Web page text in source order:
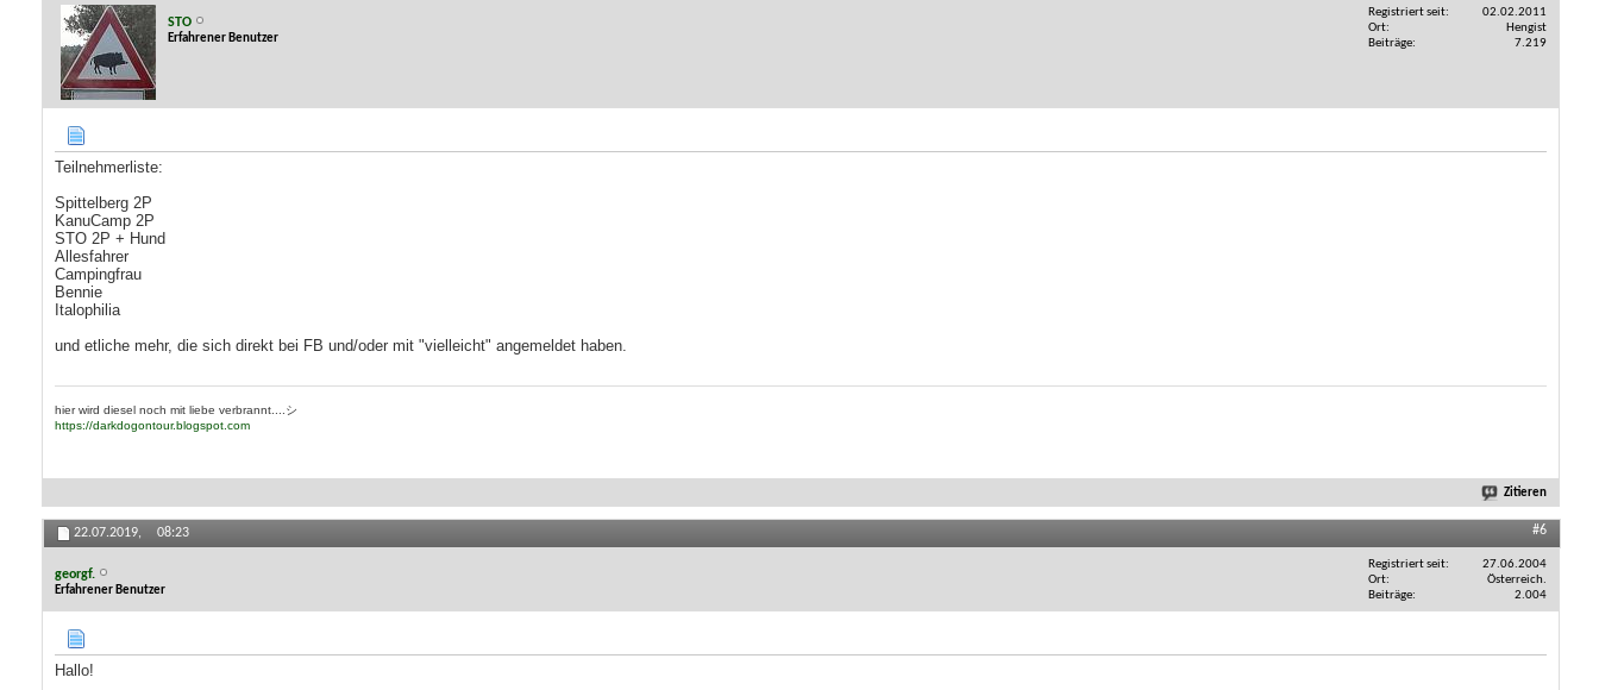
STO
Erfahrener Benutzer
Registriert seit
02.02.2011
Ort
Hengist
Beiträge
7.219
Teilnehmerliste:
Spittelberg 2P
KanuCamp 2P
STO 2P + Hund
Allesfahrer
Campingfrau
Bennie
Italophilia
und etliche mehr, die sich direkt bei FB und/oder mit "vielleicht" angemeldet haben.
hier wird diesel noch mit liebe verbrannt....シ
https://darkdogontour.blogspot.com
Zitieren
22.07.2019, 08:23 #6
georgf.
Erfahrener Benutzer
Registriert seit
27.06.2004
Ort
Österreich.
Beiträge
2.004
Hallo!